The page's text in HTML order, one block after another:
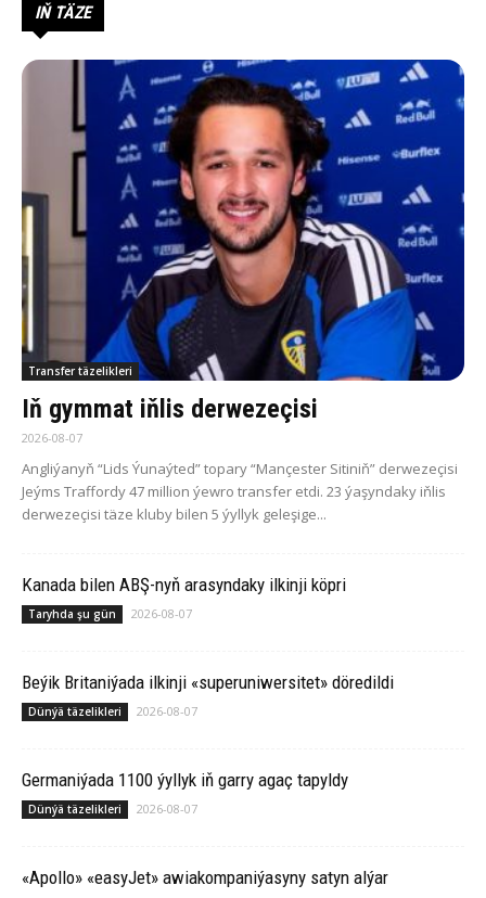
IŇ TÄZE
Transfer täzelikleri
Iň gymmat iňlis derwezeçisi
2026-08-07
Angliýanyň “Lids Ýunaýted” topary “Mançester Sitiniň” derwezeçisi
Jeýms Traffordy 47 million ýewro transfer etdi. 23 ýaşyndaky iňlis
derwezeçisi täze kluby bilen 5 ýyllyk geleşige...
Ka­na­da bilen ABŞ-nyň arasyndaky ilkinji köp­ri
Taryhda şu gün 2026-08-07
Beýik Britaniýada ilkinji «superuniwersitet» döredildi
Dünýä täzelikleri 2026-08-07
Germaniýada 1100 ýyllyk iň garry agaç tapyldy
Dünýä täzelikleri 2026-08-07
«Apollo» «easyJet» awiakompaniýasyny satyn alýar